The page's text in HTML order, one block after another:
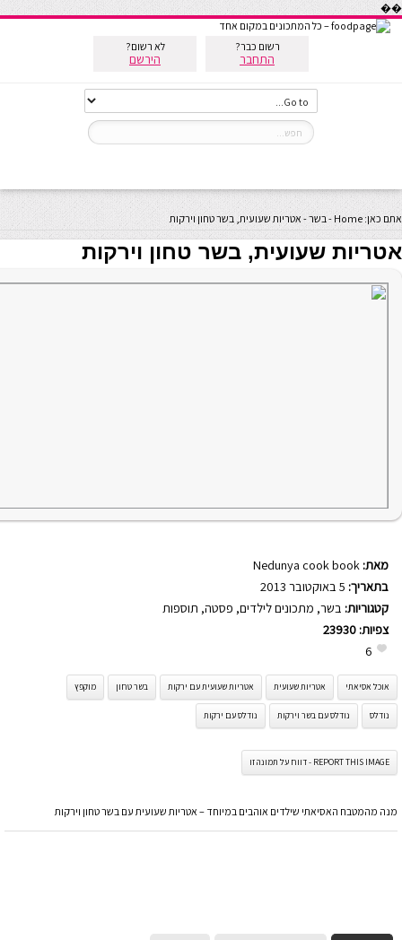
��
רשום כבר?
התחבר
לא רשום?
הירשם
אתם כאן: Home
-בשר- אטריות שעועית, בשר טחון וירקות
אטריות שעועית, בשר טחון וירקות
מאת: Nedunya cook book
בתאריך:
קטגוריות: בשר, מתכונים לילדים, פסטה, תוספות
צפיות: 23930
6
אוכל אסיאתי אטריות שעועית אטריות שעועית עם ירקות בשר טחון מוקפץ
נודלס נודלס עם בשר וירקות נודלס עם ירקות
REPORT THIS IMAGE - דווח על תמונה זו
מנה מהמטבח האסיאתי שילדים אוהבים במיוחד – אטריות שעועית עם בשר טחון וירקות